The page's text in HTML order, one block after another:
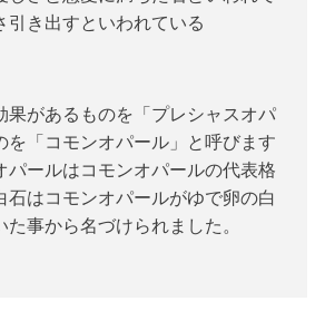
引き出すといわれている
果があるものを「プレシャスオパ
を「コモンオパール」と呼びます
パールはコモンオパールの代表格
石はコモンオパールがゆで卵の白
事から名づけられました。